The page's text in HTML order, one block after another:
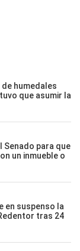
humedales
que asumir la
Senado para que
un inmueble o
en suspenso la
tras 24